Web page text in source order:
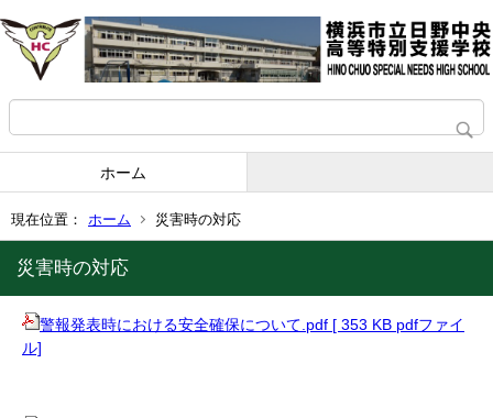
ホーム
現在位置： ホーム 災害時の対応
災害時の対応
警報発表時における安全確保について.pdf [ 353 KB pdfファイ
ル]